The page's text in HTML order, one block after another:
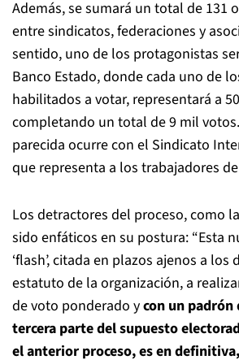
Además, se sumará un total de 131
entre sindicatos, federaciones y
sentido, uno de los protagonistas
Banco Estado, donde cada uno de
habilitados a votar, representará a
completando un total de 9 mil
parecida ocurre con el Sindicato
que representa a los trabajadores
Los detractores del proceso, como
sido enfáticos en su postura: “Esta
‘flash’, citada en plazos ajenos a los
estatuto de la organización, a
de voto ponderado ycon un padrón
tercera parte del supuesto
el anterior proceso, es en